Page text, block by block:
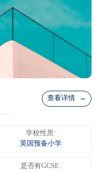
查看详情 →
学校性质:
英国预备小学
是否有GCSE: